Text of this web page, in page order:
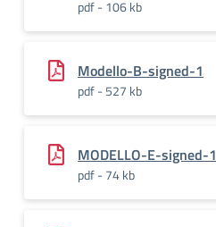
pdf - 106 kb
Modello-B-signed-1
pdf - 527 kb
MODELLO-E-signed-1
pdf - 74 kb